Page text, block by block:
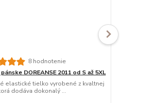
8 hodnotenie
DOREANSE 2011 od S až 5XL
elastické tielko vyrobené z kvaltnej
dodáva dokonalý ...